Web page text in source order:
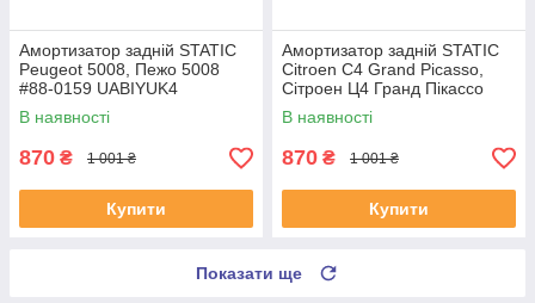
Амортизатор задній STATIC
Peugeot 5008, Пежо 5008
#88-0159 UABIYUK4
В наявності
870 ₴ 1 001 ₴
Купити
Амортизатор задній STATIC
Citroen C4 Grand Picasso,
Сітроен Ц4 Гранд Пікассо
#88-0159 UABFKUL4
В наявності
870 ₴ 1 001 ₴
Купити
Показати ще